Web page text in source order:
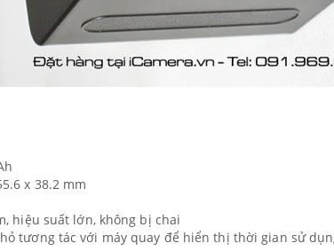
x 38.2 mm
hiệu suất lớn, không bị chai
tương tác với máy quay để hiển thị thời gian sử